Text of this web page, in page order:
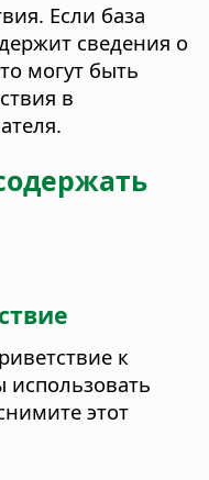
Если база
сведения о
могут быть
в
к
использовать
этот